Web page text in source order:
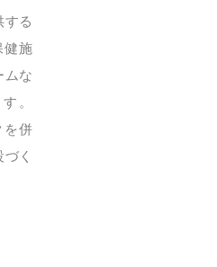
る
健施
ムな
。
を併
く